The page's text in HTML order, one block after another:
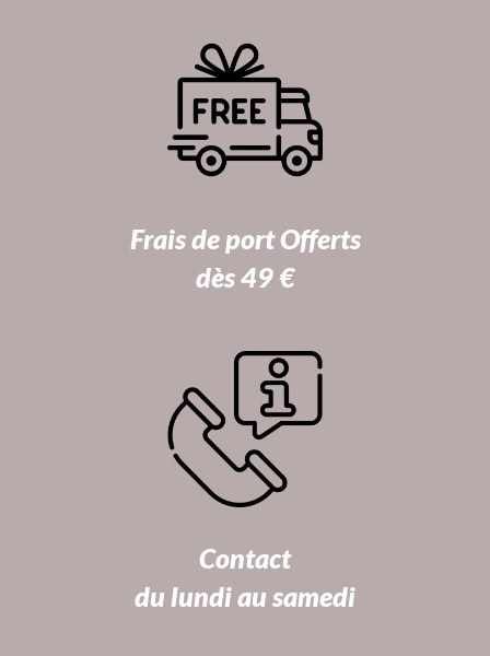
Frais de port Offerts
dès 49 €
Contact
du lundi au samedi